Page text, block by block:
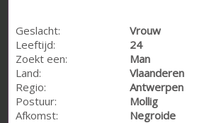
Geslacht:
Vrouw
Leeftijd:
24
Zoekt een:
Man
Land:
Vlaanderen
Regio:
Antwerpen
Postuur:
Mollig
Afkomst:
Negroide